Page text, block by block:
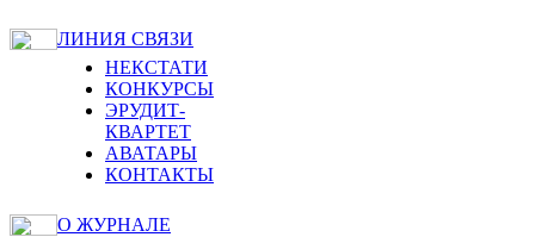
ЛИНИЯ СВЯЗИ
НЕКСТАТИ
КОНКУРСЫ
ЭРУДИТ-
КВАРТЕТ
АВАТАРЫ
КОНТАКТЫ
О ЖУРНАЛЕ